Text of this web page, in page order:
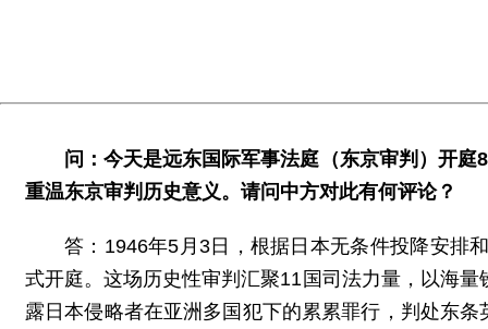
问：今天是远东国际军事法庭（东京审判）开
重温东京审判历史意义。请问中方对此有何评论？
答：1946年5月3日，根据日本无条件投降安排
式开庭。这场历史性审判汇聚11国司法力量，以海
露日本侵略者在亚洲多国犯下的累累罪行，判处东条